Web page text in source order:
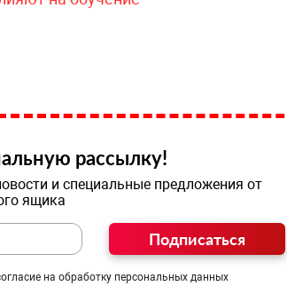
рассылку!
и специальные предложения от
ящика
Подписаться
на обработку персональных данных